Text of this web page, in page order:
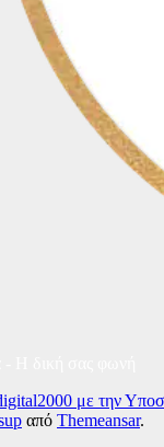
με την
από Themeansar.